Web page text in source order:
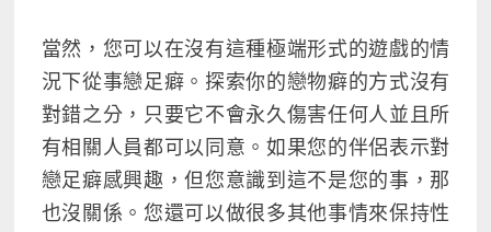
當然，您可以在沒有這種極端形式的遊戲的情
況下從事戀足癖。探索你的戀物癖的方式沒有
對錯之分，只要它不會永久傷害任何人並且所
有相關人員都可以同意。如果您的伴侶表示對
戀足癖感興趣，但您意識到這不是您的事，那
也沒關係。您還可以做很多其他事情來保持性